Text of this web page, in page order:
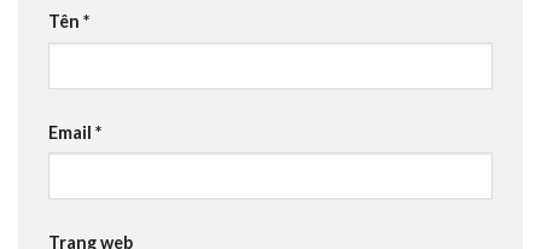
Tên *
Email *
Trang web